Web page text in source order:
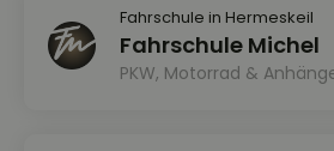
Fahrschule in Hermeskeil
Fahrschule Michel
PKW, Motorrad &